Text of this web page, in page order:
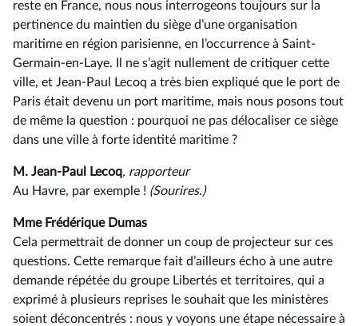
reste en France, nous nous interrogeons toujours sur la
pertinence du maintien du siège d’une organisation
maritime en région parisienne, en l’occurrence à Saint-
Germain-en-Laye. Il ne s’agit nullement de critiquer cette
ville, et Jean-Paul Lecoq a très bien expliqué que le port de
Paris était devenu un port maritime, mais nous posons tout
de même la question : pourquoi ne pas délocaliser ce siège
dans une ville à forte identité maritime ?
M. Jean-Paul Lecoq, rapporteur
Au Havre, par exemple ! (Sourires.)
Mme Frédérique Dumas
Cela permettrait de donner un coup de projecteur sur ces
questions. Cette remarque fait d’ailleurs écho à une autre
demande répétée du groupe Libertés et territoires, qui a
exprimé à plusieurs reprises le souhait que les ministères
soient déconcentrés : nous y voyons une étape nécessaire à